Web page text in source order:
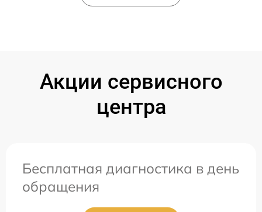
Акции сервисного
центра
Бесплатная диагностика в день
обращения